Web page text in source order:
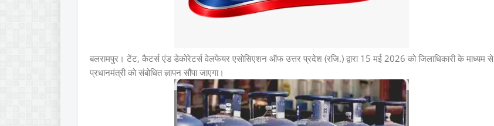
बलरामपुर। टेंट, कैटर्स एंड डेकोरेटर्स वेलफेयर एसोसिएशन ऑफ उत्तर प्रदेश (रजि.) द्वारा 15 मई 2026 को जिलाधिकारी के माध्यम से
प्रधानमंत्री को संबोधित ज्ञापन सौंपा जाएगा।